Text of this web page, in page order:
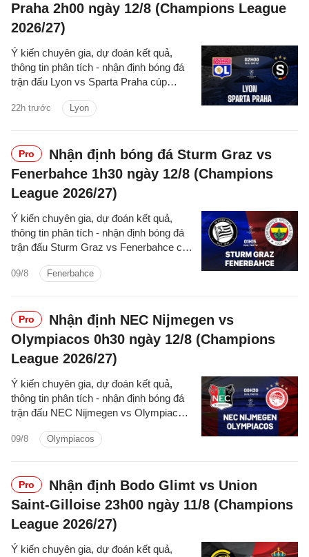
Praha 2h00 ngày 12/8 (Champions League
2026/27)
22h trước Lyon
Ý kiến chuyên gia, dự đoán kết quả,
thông tin phân tích - nhận định bóng đá
trận đấu Lyon vs Sparta Praha cúp
hôm nay.
Pro
Nhận định bóng đá Sturm Graz vs
Fenerbahce 1h30 ngày 12/8 (Champions
League 2026/27)
09/8 Fenerbahce
Ý kiến chuyên gia, dự đoán kết quả,
thông tin phân tích - nhận định bóng đá
trận đấu Sturm Graz vs Fenerbahce cúp
hôm nay.
Pro
Nhận định NEC Nijmegen vs
Olympiacos 0h30 ngày 12/8 (Champions
League 2026/27)
09/8 Olympiacos
Ý kiến chuyên gia, dự đoán kết quả,
thông tin phân tích - nhận định bóng đá
trận đấu NEC Nijmegen vs Olympiacos
2026/27 hôm nay.
Pro
Nhận định Bodo Glimt vs Union
Saint-Gilloise 23h00 ngày 11/8 (Champions
League 2026/27)
Ý kiến chuyên gia, dự đoán kết quả,